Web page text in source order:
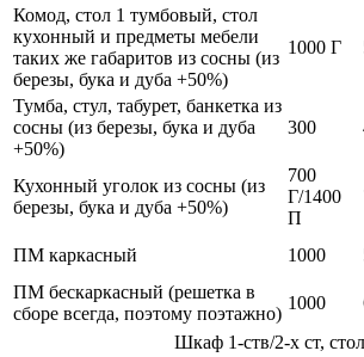
Комод, стол 1 тумбовый, стол
кухонный и предметы мебели
таких же габаритов из сосны (из
березы, бука и дуба +50%)
1000 Г
Тумба, стул, табурет, банкетка из
сосны (из березы, бука и дуба
+50%)
300
Кухонный уголок из сосны (из
березы, бука и дуба +50%)
700
Г/1400
П
ПМ каркасный 1000
ПМ бескаркасный (решетка в
сборе всегда, поэтому поэтажно)
1000
Шкаф 1-ств/2-х ст, стол